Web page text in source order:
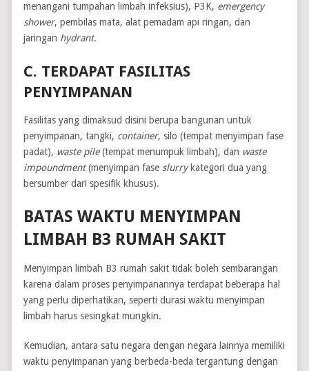
menangani tumpahan limbah infeksius), P3K, emergency
shower, pembilas mata, alat pemadam api ringan, dan
jaringan hydrant.
C. TERDAPAT FASILITAS
PENYIMPANAN
Fasilitas yang dimaksud disini berupa bangunan untuk
penyimpanan, tangki, container, silo (tempat menyimpan fase
padat), waste pile(tempat menumpuk limbah), dan waste
impoundment(menyimpan faseslurrykategori dua yang
bersumber dari spesifik khusus).
BATAS WAKTU MENYIMPAN
LIMBAH B3 RUMAH SAKIT
Menyimpan limbah B3 rumah sakit tidak boleh sembarangan
karena dalam proses penyimpanannya terdapat beberapa hal
yang perlu diperhatikan, seperti durasi waktu menyimpan
limbah harus sesingkat mungkin.
Kemudian, antara satu negara dengan negara lainnya memiliki
waktu penyimpanan yang berbeda-beda tergantung dengan